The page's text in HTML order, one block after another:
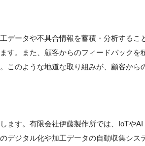
データや不具合情報を蓄積・分析するこ
す。また、顧客からのフィードバックを
このような地道な取り組みが、顧客から
ます。有限会社伊藤製作所では、IoTやAI
デジタル化や加工データの自動収集シス